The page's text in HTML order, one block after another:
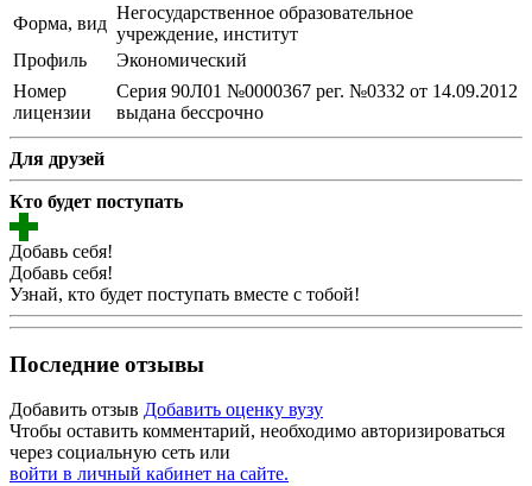
Форма, вид
Негосударственное образовательное
учреждение, институт
Профиль
Экономический
Номер
лицензии
Серия 90Л01 №0000367 рег. №0332 от 14.09.2012
выдана бессрочно
Для друзей
Кто будет поступать
Добавь себя!
Добавь себя!
Узнай, кто будет поступать вместе с тобой!
Последние отзывы
Добавить отзыв Добавить оценку вузу
Чтобы оставить комментарий, необходимо авторизироваться
через социальную сеть или
войти в личный кабинет на сайте.